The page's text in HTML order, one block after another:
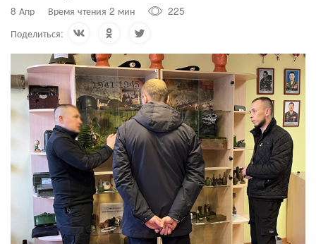
8 Апр Время чтения 2 мин
225
Поделиться: